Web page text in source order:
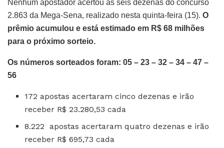
Nenhum apostador acertou as seis dezenas do concurso
2.863 da Mega-Sena, realizado nesta quinta-feira (15). O
prêmio acumulou e está estimado em R$ 68 milhões
para o próximo sorteio.
Os números sorteados foram: 05 – 23 – 32 – 34 – 47 –
56
172 apostas acertaram cinco dezenas e irão
receber R$ 23.280,53 cada
8.222 apostas acertaram quatro dezenas e irão
receber R$ 695,73 cada